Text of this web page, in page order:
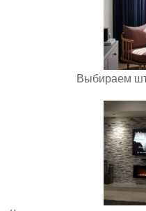
Выбираем